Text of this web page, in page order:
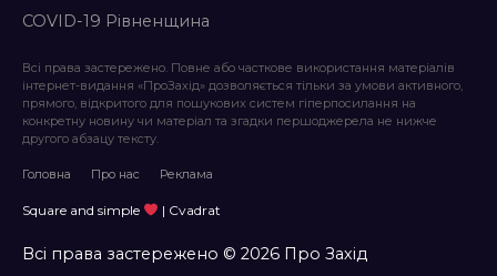
COVID-19 Рівненщина
Всі права застережено. Повне або часткове використання матеріалів
інтернет-видання «ПроЗахід» дозволяється тільки за умови активного,
прямого, відкритого для пошукових систем гіперпосилання на
конкретну новину чи матеріал та згадки першоджерела не нижче
другого абзацу тексту.
Головна Про нас Реклама
Square and simple | Cvadrat
Всі права застережено © 2026 Про Захід